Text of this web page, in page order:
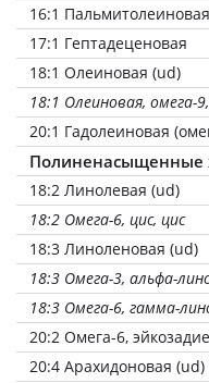
16:1
17:1 Гептадеценовая
18:1 Олеиновая (ud)
18:1 Олеиновая, омега-
20:1 Гадолеиновая
Полиненасыщенные
18:2 Линолевая (ud)
18:2 Омега-6, цис, цис
18:3 Линоленовая (ud)
18:3 Омега-3, альфа-
18:3 Омега-6, гамма-
20:2 Омега-6,
20:4 Арахидоновая (ud)